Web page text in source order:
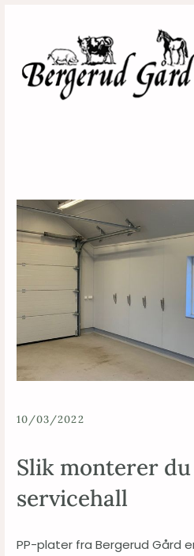
10/03/2022
Slik monterer
servicehall
PP-plater fra Bergerud Gård